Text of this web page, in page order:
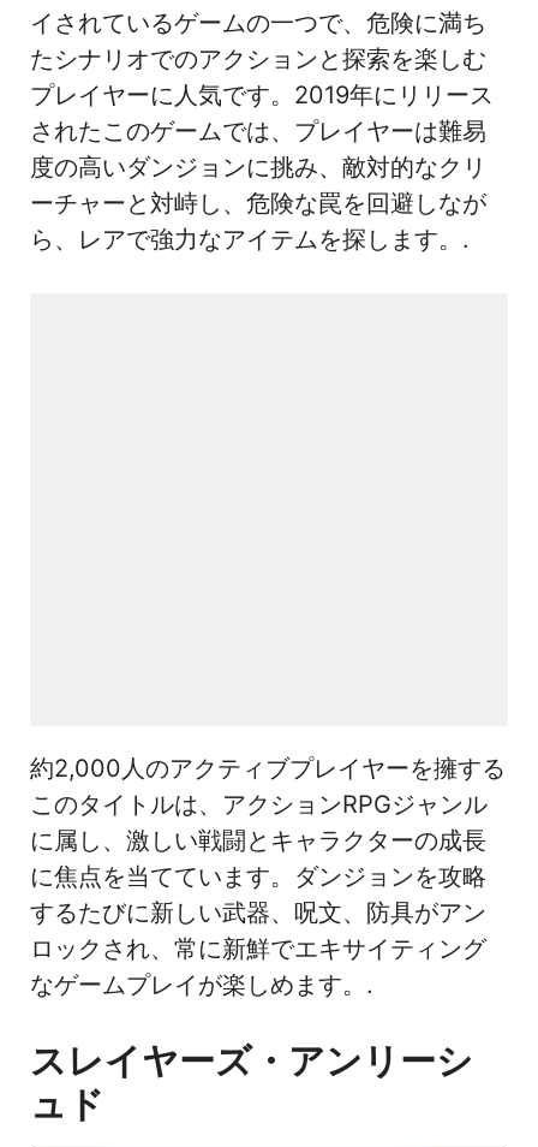
イされているゲームの一つで、危険に満ち
たシナリオでのアクションと探索を楽しむ
プレイヤーに人気です。2019年にリリース
されたこのゲームでは、プレイヤーは難易
度の高いダンジョンに挑み、敵対的なクリ
ーチャーと対峙し、危険な罠を回避しなが
ら、レアで強力なアイテムを探します。.
約2,000人のアクティブプレイヤーを擁する
このタイトルは、アクションRPGジャンル
に属し、激しい戦闘とキャラクターの成長
に焦点を当てています。ダンジョンを攻略
するたびに新しい武器、呪文、防具がアン
ロックされ、常に新鮮でエキサイティング
なゲームプレイが楽しめます。.
スレイヤーズ・アンリーシ
ュド